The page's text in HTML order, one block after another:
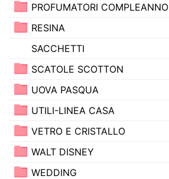
PROFUMATORI COMPLEANNO
RESINA
SACCHETTI
SCATOLE SCOTTON
UOVA PASQUA
UTILI-LINEA CASA
VETRO E CRISTALLO
WALT DISNEY
WEDDING